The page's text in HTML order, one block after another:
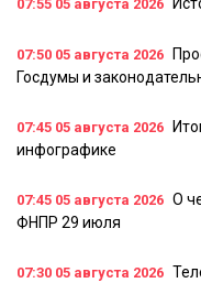
07:55 05 августа 2026
07:50 05 августа 2026
Госдумы и
07:45 05 августа 2026
инфографике
07:45 05 августа 2026 О
ФНПР 29 июля
07:30 05 августа 2026